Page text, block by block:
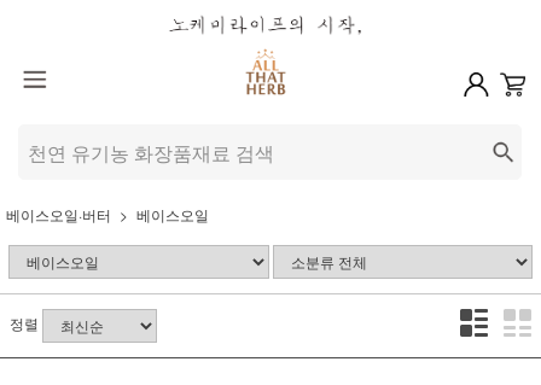
베이스오일·버터 베이스오일
정렬